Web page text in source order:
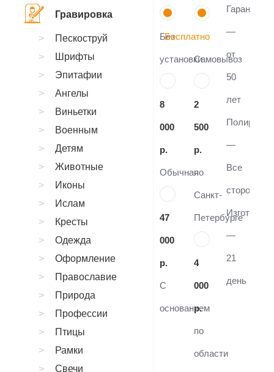
Без
установки
8
000
р.
Обычная
47
000
р.
С
основанием
Бесплатно
Самовывоз
2
500
р.
по
Санкт-
Петербурге
4
000
р.
по
области
Гарантия
—
от
50
лет
Полировка
—
Все
стороны
—
21
день
Гравировка
Пескоструй
Шрифты
Эпитафии
Ангелы
Виньетки
Военным
Детям
Животные
Иконы
Ислам
Кресты
Одежда
Оформление
Православие
Природа
Профессии
Птицы
Рамки
Свечи